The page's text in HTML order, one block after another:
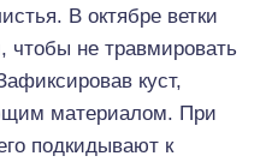
В октябре ветки
чтобы не травмировать
куст,
материалом. При
подкидывают к